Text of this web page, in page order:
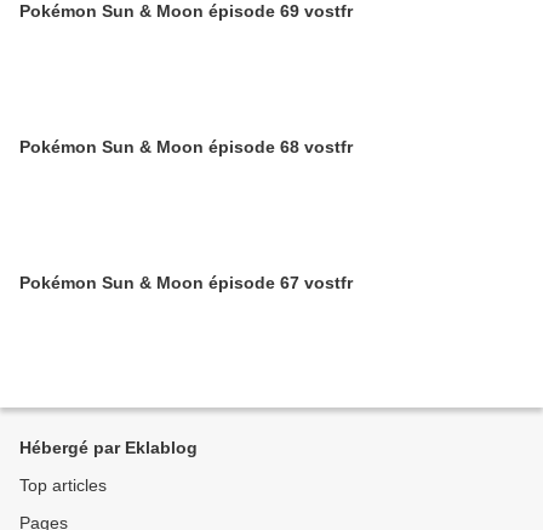
Pokémon Sun & Moon épisode 69 vostfr
Pokémon Sun & Moon épisode 68 vostfr
Pokémon Sun & Moon épisode 67 vostfr
Hébergé par Eklablog
Top articles
Pages